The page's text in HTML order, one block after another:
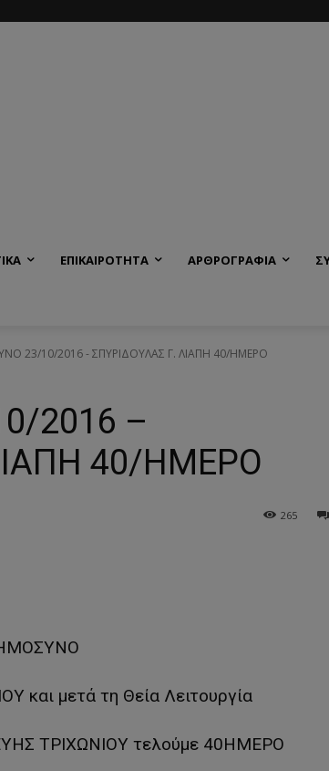
ΕΠΙΚΑΙΡΟΤΗΤΑ ΑΡΘΡΟΓΡΑΦΙΑ
23/10/2016 - ΣΠΥΡΙΔΟΥΛΑΣ Γ. ΛΙΑΠΗ 40/ΗΜΕΡΟ
2016 –
40/ΗΜΕΡΟ
265
και μετά τη Θεία Λειτουργία
ΤΡΙΧΩΝΙΟΥ τελούμε 40ΗΜΕΡΟ